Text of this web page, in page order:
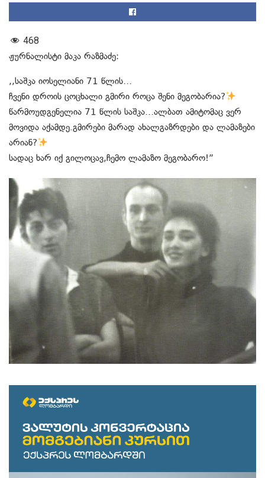
468
ჟურნალისტი მაკა რაზმაძე:
,,საშკა იოსელიანი 71 წლის…
ჩვენი დროის ცოცხალი გმირი როცა შენი მეგობარია?
წარმოუდგენელია 71 წლის საშკა…ალბათ ამიტომაც ვერ
მოვიდა აქამდე.გმირები მარად ახალგაზრდები და ლამაზები
არიან?
სადაც ხარ იქ გილოცავ,ჩემო ლამაზო მეგობარო!”